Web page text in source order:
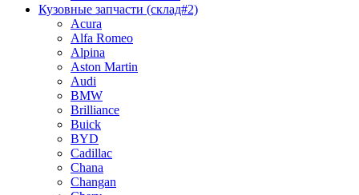
Кузовные запчасти (склад#2)
Acura
Alfa Romeo
Alpina
Aston Martin
Audi
BMW
Brilliance
Buick
BYD
Cadillac
Chana
Changan